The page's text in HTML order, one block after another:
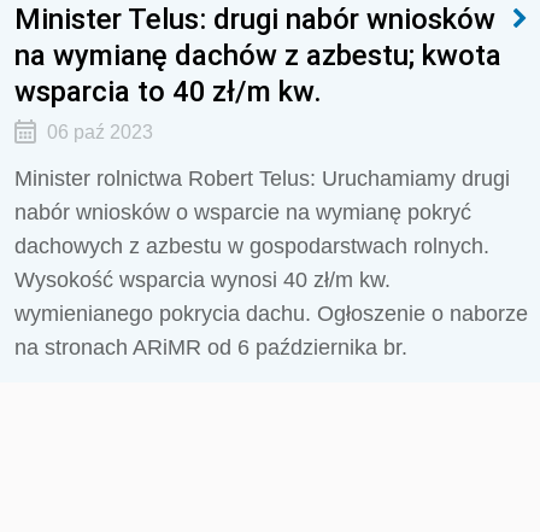
Minister Telus: drugi nabór wniosków
na wymianę dachów z azbestu; kwota
wsparcia to 40 zł/m kw.
06 paź 2023
Minister rolnictwa Robert Telus: Uruchamiamy drugi
nabór wniosków o wsparcie na wymianę pokryć
dachowych z azbestu w gospodarstwach rolnych.
Wysokość wsparcia wynosi 40 zł/m kw.
wymienianego pokrycia dachu. Ogłoszenie o naborze
na stronach ARiMR od 6 października br.